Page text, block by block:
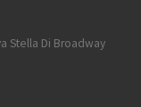
Stella Di Broadway